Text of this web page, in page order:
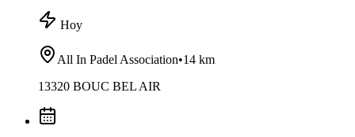
Hoy
All In Padel Association•14 km
13320 BOUC BEL AIR